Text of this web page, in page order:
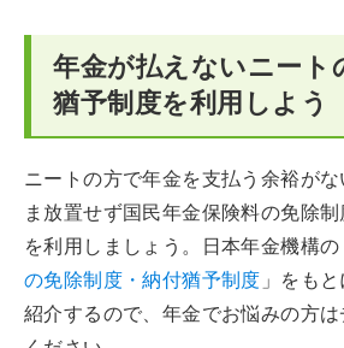
年金が払えないニート
猶予制度を利用しよう
ニートの方で年金を支払う余裕がな
ま放置せず国民年金保険料の免除
を利用しましょう。日本年金機構の
の免除制度・納付猶予制度 」をも
紹介するので、年金でお悩みの方